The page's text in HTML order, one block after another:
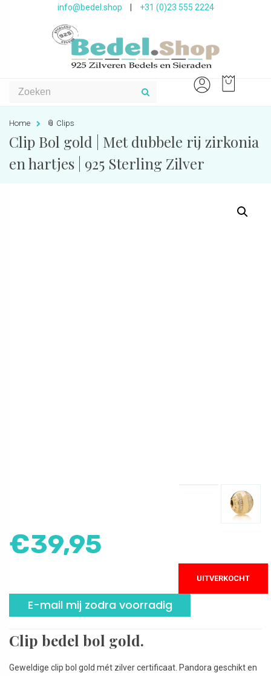
info@bedel.shop +31 (0)23 555 2224
Home 📎 Clips
Clip Bol gold | Met dubbele rij zirkonia
en hartjes | 925 Sterling Zilver
€39,95
UITVERKOCHT
E-mail mij zodra voorradig
Clip bedel bol gold.
Geweldige clip bol gold mét zilver certificaat. Pandora geschikt en